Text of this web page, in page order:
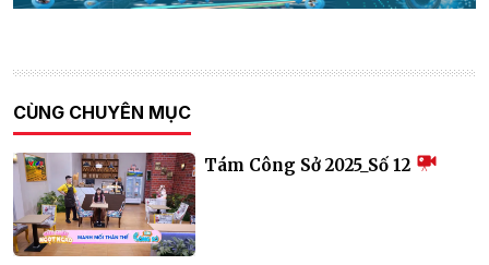
CÙNG CHUYÊN MỤC
Tám Công Sở 2025_Số 12